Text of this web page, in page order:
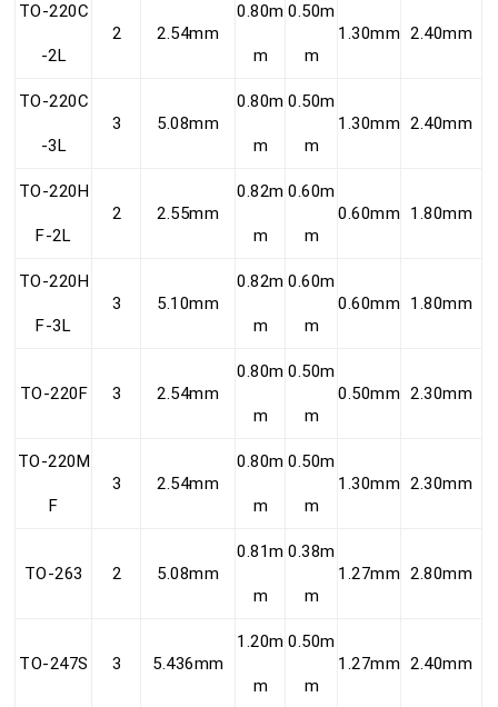
TO-220C
-2L
2 2.54mm
0.80m
m
0.50m
m
1.30mm 2.40mm
TO-220C
-3L
3 5.08mm
0.80m
m
0.50m
m
1.30mm 2.40mm
TO-220H
F-2L
2 2.55mm
0.82m
m
0.60m
m
0.60mm 1.80mm
TO-220H
F-3L
3 5.10mm
0.82m
m
0.60m
m
0.60mm 1.80mm
TO-220F 3 2.54mm
0.80m
m
0.50m
m
0.50mm 2.30mm
TO-220M
F
3 2.54mm
0.80m
m
0.50m
m
1.30mm 2.30mm
TO-263 2 5.08mm
0.81m
m
0.38m
m
1.27mm 2.80mm
TO-247S 3 5.436mm
1.20m
m
0.50m
m
1.27mm 2.40mm